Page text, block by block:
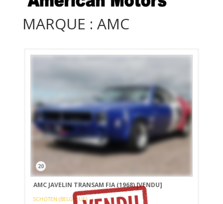
MARQUE : AMC
20
AMC JAVELIN TRANSAM FIA (1968)[VENDU]
SCHOTEN (BELGIQUE)